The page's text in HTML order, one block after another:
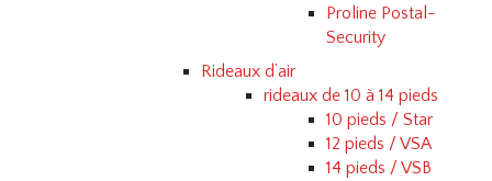
Proline Postal-
Security
Rideaux d’air
rideaux de 10 à 14 pieds
10 pieds / Star
12 pieds / VSA
14 pieds / VSB